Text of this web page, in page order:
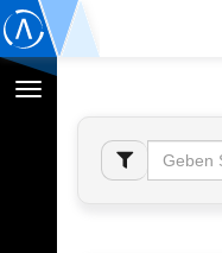
Navigation
umschalten